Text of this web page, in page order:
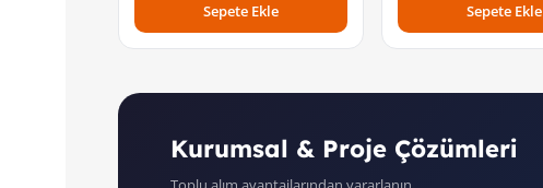
Sepete Ekle Sepete Ekle
Kurumsal & Proje Çözümleri